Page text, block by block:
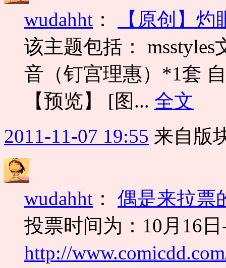
wudahht ：
【原创】
该主题包括：
音（钉宫理惠）*1套
【预览】 [图... 全文
2011-11-07 19:55 来自版
wudahht ： 偶是来拉票
投票时间为：10月16
http://